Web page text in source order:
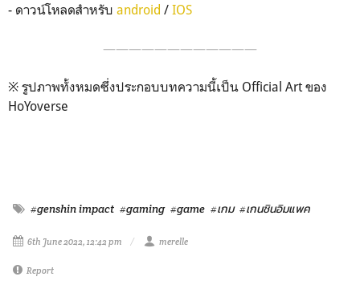
- ดาวน์โหลดสำหรับ android / IOS
————————————
※ รูปภาพทั้งหมดซึ่งประกอบบทความนี้เป็น Official Art ของ
HoYoverse
#genshin impact #gaming #game #เกม #เกนชินอิมแพค
6th June 2022, 12:42 pm merelle
Report